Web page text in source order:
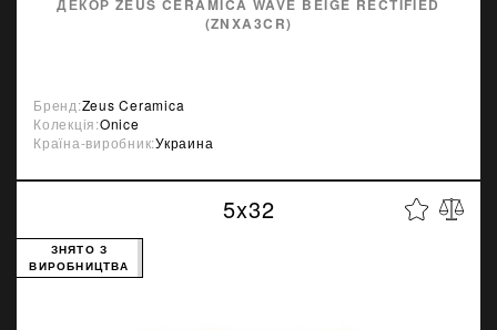
(ZNXA3CR)
Бренд:Zeus Ceramica
Колекція:Onice
Країна-виробник:Украина
5x32
ЗНЯТО З
ВИРОБНИЦТВА